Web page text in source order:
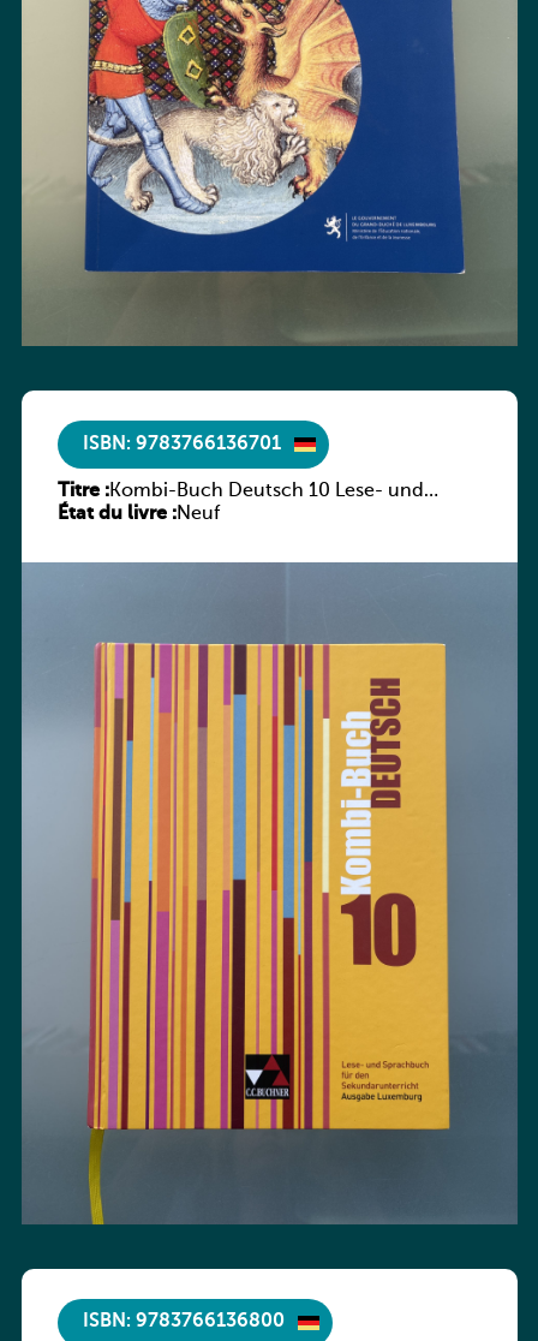
ISBN: 9783766136701
Titre :Kombi-Buch Deutsch 10 Lese- und
Sprachbuch
État du livre :Neuf
ISBN: 9783766136800